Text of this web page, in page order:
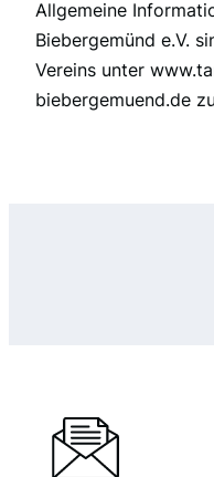
Allgemeine
Biebergemünd e.V.
Vereins unter
biebergemuend.de